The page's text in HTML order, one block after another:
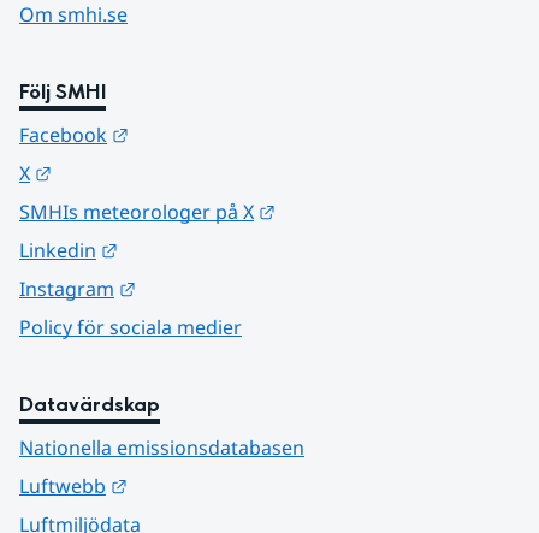
Om smhi.se
Följ SMHI
Facebook
X
SMHIs meteorologer på X
Linkedin
Instagram
Policy för sociala medier
Datavärdskap
Nationella emissionsdatabasen
Luftwebb
Luftmiljödata